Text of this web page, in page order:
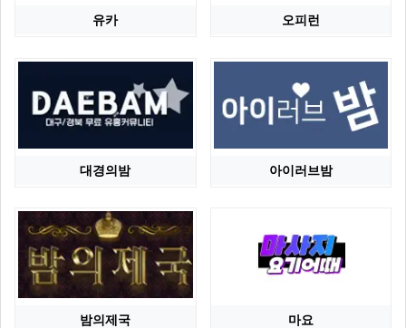
유카 오피런
대경의밤 아이러브밤
밤의제국 마요